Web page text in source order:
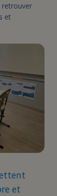
retrouver
et
et